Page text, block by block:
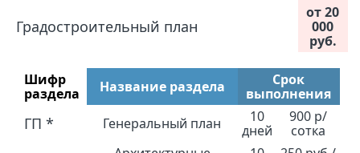
Градостроительный план
от 20
000
руб.
Шифр
раздела
Название раздела
Срок
выполнения
ГП * Генеральный план
10
дней
900 р/
сотка